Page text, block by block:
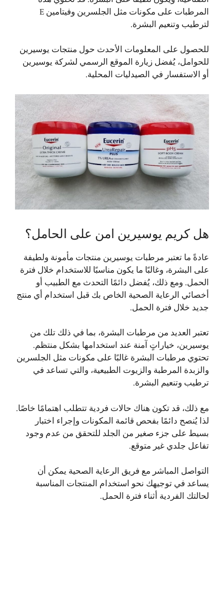
المرطبات على مكونات مثل الجلسرين وفيتامين E
لترطيب وتنعيم البشرة.
للحصول على المعلومات الأحدث حول منتجات يوسيرين
للحوامل، يُفضل زيارة الموقع الرسمي لشركة يوسيرين
أو الاستفسار في الصيدليات المحلية.
هل كريم يوسيرين امن على الحامل؟
عادةً ما تعتبر مرطبات يوسيرين منتجات مأمونة ولطيفة
على البشرة، وغالبًا ما يكون مناسبًا للاستخدام خلال فترة
الحمل. ومع ذلك، يُفضل دائمًا التحدث مع الطبيب أو
أخصائي الرعاية الصحية الخاص بك قبل استخدام أي منتج
جديد خلال فترة الحمل.
تعتبر العديد من مرطبات البشرة، بما في ذلك تلك من
يوسيرين، خياراتٍ آمنة عند استخدامها بشكل منتظم.
تحتوي مرطبات البشرة غالبًا على مكونات مثل الجلسرين
والزبدة المرطبة والزيوت الطبيعية، والتي تساعد في
ترطيب وتنعيم البشرة.
مع ذلك، قد تكون هناك حالات فردية تتطلب اهتمامًا خاصًا.
لذا يُنصح دائمًا بفحص قائمة المكونات وإجراء اختبار
بسيط على جزء صغير من الجلد للتحقق من عدم وجود
تفاعل جلدي غير متوقع.
التواصل المباشر مع فريق الرعاية الصحية يمكن أن
يساعد في توجيهك نحو استخدام المنتجات المناسبة
لحالتك الفردية أثناء فترة الحمل.